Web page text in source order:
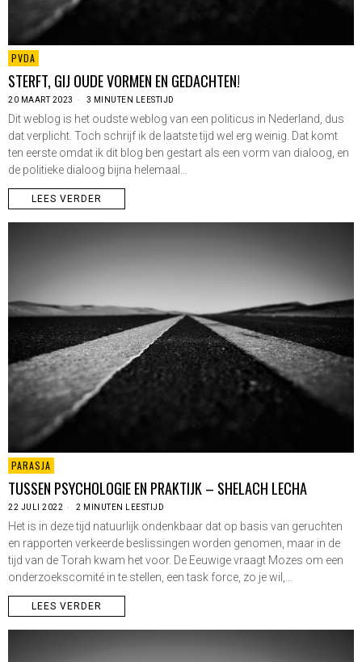
PVDA
STERFT, GIJ OUDE VORMEN EN GEDACHTEN!
20 MAART 2023 3 MINUTEN LEESTIJD
Dit weblog is het oudste weblog van een politicus in Nederland, dus
dat verplicht. Toch schrijf ik de laatste tijd wel erg weinig. Dat komt
ten eerste omdat ik dit blog ben gestart als een vorm van dialoog, en
de politieke dialoog bijna helemaal…
LEES VERDER
PARASJA
TUSSEN PSYCHOLOGIE EN PRAKTIJK – SHELACH LECHA
22 JULI 2022 2 MINUTEN LEESTIJD
Het is in deze tijd natuurlijk ondenkbaar dat op basis van geruchten
en rapporten verkeerde beslissingen worden genomen, maar in de
tijd van de Torah kwam het voor. De Eeuwige vraagt Mozes om een
onderzoekscomité in te stellen, een task force, zo je wil,…
LEES VERDER